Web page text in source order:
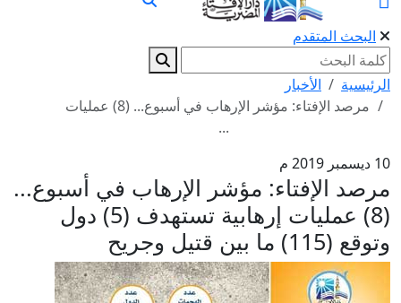
البحث المتقدم
الرئيسية
الأخبار
مرصد الإفتاء: مؤشر الإرهاب في أسبوع... (8) عمليات
...
10 ديسمبر 2019 م
مرصد الإفتاء: مؤشر الإرهاب في أسبوع...
(8) عمليات إرهابية تستهدف (5) دول
وتوقع (115) ما بين قتيل وجريح